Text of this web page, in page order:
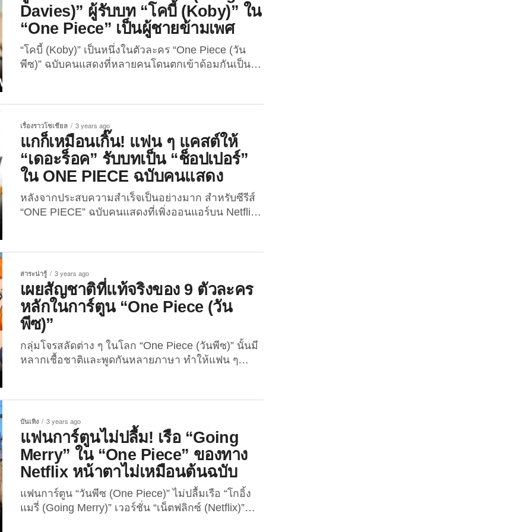
Davies)” ผู้รับบท “โคบี้ (Koby)” ใน
“One Piece” เป็นผู้ชายข้ามเพศ
“โคบี้ (Koby)” เป็นหนึ่งในตัวละคร “One Piece (วัน
พีซ)” ฉบับคนแสดงที่หลายคนโดนตกเข้าด้อมกันเป็น
“ผู้ชายข้ามเพศ” นะ จะบอกให้! หลังจากซีรีส์ Live
Action เรื่อง “One Piece” ของทาง “Netflix” ได้รับเสียง
ชื่นชมอย่างล้นหลาม แน่นอนว่า...
เรื่องราวโซเชียล 3 years ago
แกก็เหมือนเกิ๊น! แฟน ๆ แคสต์ให้
“เดอะร็อค” รับบทเป็น “ช็อปเปอร์”
ใน ONE PIECE ฉบับคนแสดง
หลังจากประสบความสำเร็จเป็นอย่างมาก สำหรับซีรีส์
“ONE PIECE” ฉบับคนแสดงที่เพิ่งออนแอร์บน Netflix
ภาพยนตร์ Live Action ที่ดัดแปลงจากอนิเมะที่ควรค่า
แก่การรับชม! เพราะนอกจากพล็อตเรื่องที่อ้างอิง
ตามเนื้อหาในมังงะแล้ว เหล่าทีมนักแสดงที่อาจารย์โอ
ดะเลือกสรรมากับมือ ทั้ง “อินากิ โกดอย” (Iñaki
Godoy) ผู้รับบทเป็นลูฟี่,...
สาระน่ารู้ 3 years ago
เผยสัญชาติที่แท้จริงของ 9 ตัวละคร
หลักในการ์ตูน “One Piece (วัน
พีซ)”
กลุ่มโจรสลัดต่าง ๆ ในโลก “One Piece (วันพีซ)” นั้นมี
หลากเชื้อชาติและพูดกันหลายภาษา ทำให้แฟน ๆ
บทความนี้ The Joi เลยจะพาเพื่อน ๆ ไปส่องสัญชาติ
ที่แท้จริงของ 9 ตัวละครหลักในเรื่องนี้กัน! 1. ลูฟี่
(Luffy) สัญชาติบราซิล 2....
บันเทิง 3 years ago
แฟนการ์ตูนไม่ปลื้ม! เรือ “Going
Merry” ใน “One Piece” ของทาง
Netflix หน้าตาไม่เหมือนต้นฉบับ
แฟนการ์ตูน “วันพีซ (One Piece)” ไม่ปลื้มเรือ “โกอิ้ง
แมรี่ (Going Merry)” เวอร์ชั่น “เน็ตฟลิกซ์ (Netflix)”